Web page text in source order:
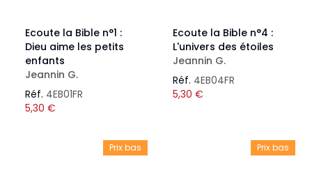
Ecoute la Bible n°1 :
Dieu aime les petits
enfants
Jeannin G.
Réf. 4EB01FR
5,30 €
Ecoute la Bible n°4 :
L'univers des étoiles
Jeannin G.
Réf. 4EB04FR
5,30 €
Prix bas Prix bas